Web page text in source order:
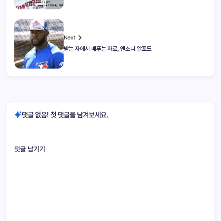
Next
받는 자에서 베푸는 자로, 앤소니 알포드
댓글 없음! 첫 댓글을 남겨보세요.
댓글 남기기